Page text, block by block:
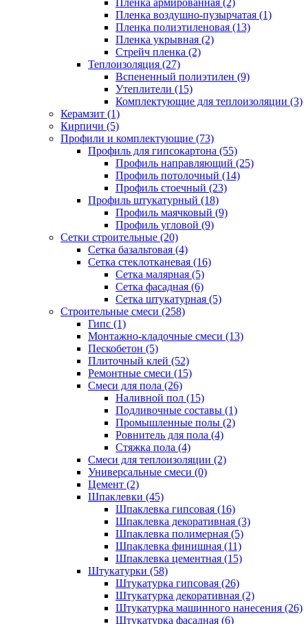
Пленка армированная (2)
Пленка воздушно-пузырчатая (1)
Пленка полиэтиленовая (13)
Пленка укрывная (2)
Стрейч пленка (2)
Теплоизоляция (27)
Вспененный полиэтилен (9)
Утеплители (15)
Комплектующие для теплоизоляции (3)
Керамзит (1)
Кирпичи (5)
Профили и комплектующие (73)
Профиль для гипсокартона (55)
Профиль направляющий (25)
Профиль потолочный (14)
Профиль стоечный (23)
Профиль штукатурный (18)
Профиль маячковый (9)
Профиль угловой (9)
Сетки строительные (20)
Сетка базальтовая (4)
Сетка стеклотканевая (16)
Сетка малярная (5)
Сетка фасадная (6)
Сетка штукатурная (5)
Строительные смеси (258)
Гипс (1)
Монтажно-кладочные смеси (13)
Пескобетон (5)
Плиточный клей (52)
Ремонтные смеси (15)
Смеси для пола (26)
Наливной пол (15)
Подливочные составы (1)
Промышленные полы (2)
Ровнитель для пола (4)
Стяжка пола (4)
Смеси для теплоизоляции (2)
Универсальные смеси (0)
Цемент (2)
Шпаклевки (45)
Шпаклевка гипсовая (16)
Шпаклевка декоративная (3)
Шпаклевка полимерная (5)
Шпаклевка финишная (11)
Шпаклевка цементная (15)
Штукатурки (58)
Штукатурка гипсовая (26)
Штукатурка декоративная (2)
Штукатурка машинного нанесения (26)
Штукатурка фасадная (6)